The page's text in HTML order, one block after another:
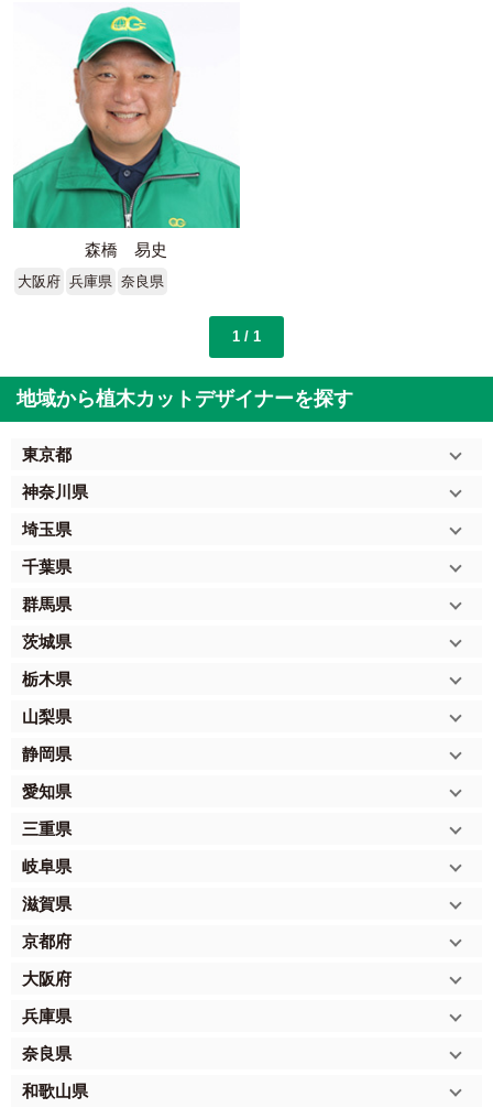
森橋 易史
大阪府 兵庫県 奈良県
1 / 1
地域から植木カットデザイナーを探す
東京都
神奈川県
埼玉県
千葉県
群馬県
茨城県
栃木県
山梨県
静岡県
愛知県
三重県
岐阜県
滋賀県
京都府
大阪府
兵庫県
奈良県
和歌山県